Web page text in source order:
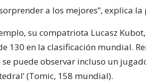
a los mejores”, explica la
su compatriota Lucasz
130 en la clasificación mundial.
se puede observar incluso un
(Tomic, 158 mundial).